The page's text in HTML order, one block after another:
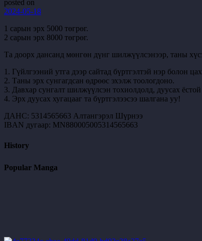
posted on
2024-05-18
1 сарын эрх 5000 төгрөг.
2 сарын эрх 8000 төгрөг.
Та доорх дансанд мөнгөн дүнг шилжүүлсэнээр, таны
1. Гүйлгээний утга дээр сайтад бүртгэлтэй нэр болон
2. Таны эрх сунгагдсан өдрөөс эхэлж тоологдоно.
3. Давхар сунгалт шилжүүлсэн тохиолдолд, дуусах
4. Эрх дуусах хугацааг та бүртгэлээсээ шалгана уу!
ДАНС: 5314565663 Алтангэрэл Шүрнээ
IBAN дугаар: MN880005005314565663
History
Popular Manga